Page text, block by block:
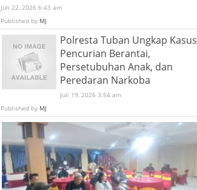
Juli 22, 2026 6:43 am
Published by MJ
Polresta Tuban Ungkap Kasus
Pencurian Berantai,
Persetubuhan Anak, dan
Peredaran Narkoba
Juli 19, 2026 3:54 am
Published by MJ